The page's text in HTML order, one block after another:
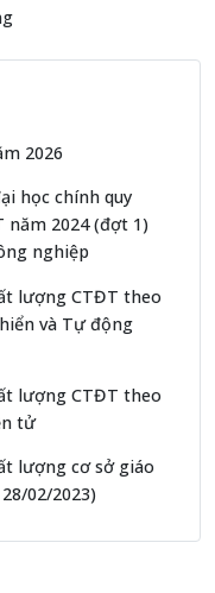
2026
học chính quy
2024 (đợt 1)
nghiệp
lượng CTĐT theo
và Tự động
lượng CTĐT theo
tử
lượng cơ sở giáo
02/2023)